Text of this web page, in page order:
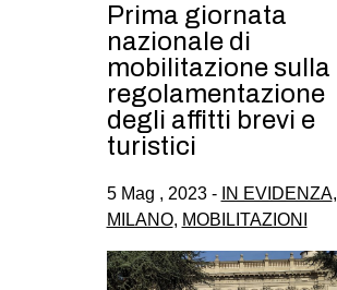
ABOUT
AREA
DEGENERAZIONE
GAZA FREESTYLE
CSOA LAMBRETTA
MSM
STUDENTI TSUNAMI
Prima giornata
nazionale di
mobilitazione sulla
regolamentazione
degli affitti brevi e
turistici
5 Mag , 2023 - IN EVIDENZA,
MILANO, MOBILITAZIONI